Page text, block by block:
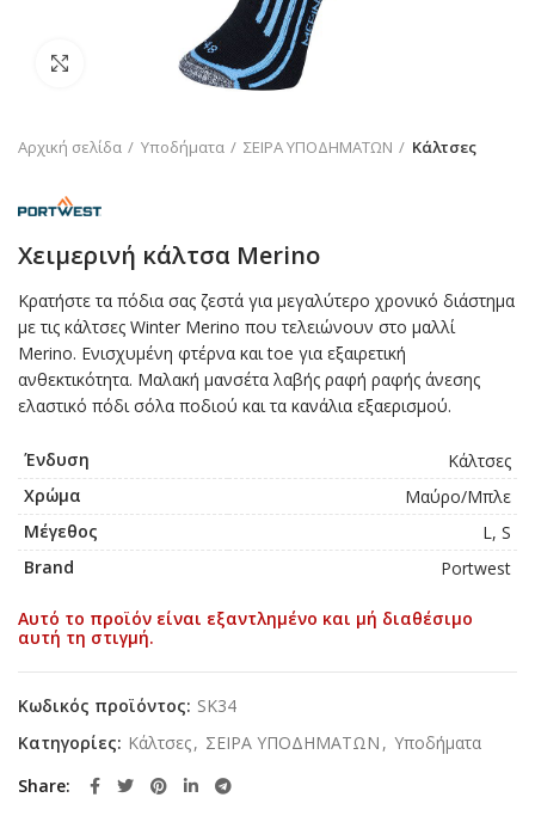
Click to enlarge
Αρχική σελίδα Υποδήματα ΣΕΙΡΑ ΥΠΟΔΗΜΑΤΩΝ Κάλτσες
Χειμερινή κάλτσα Merino
Κρατήστε τα πόδια σας ζεστά για μεγαλύτερο χρονικό διάστημα
με τις κάλτσες Winter Merino που τελειώνουν στο μαλλί
Merino. Ενισχυμένη φτέρνα και toe για εξαιρετική
ανθεκτικότητα. Μαλακή μανσέτα λαβής ραφή ραφής άνεσης
ελαστικό πόδι σόλα ποδιού και τα κανάλια εξαερισμού.
Ένδυση
Κάλτσες
Χρώμα
Μαύρο/Μπλε
Μέγεθος
L, S
Brand
Portwest
Αυτό το προϊόν είναι εξαντλημένο και μή διαθέσιμο
αυτή τη στιγμή.
Κωδικός προϊόντος: SK34
Κατηγορίες: Κάλτσες, ΣΕΙΡΑ ΥΠΟΔΗΜΑΤΩΝ , Υποδήματα
Share